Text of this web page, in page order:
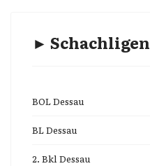
► Schachligen
BOL Dessau
BL Dessau
2. Bkl Dessau